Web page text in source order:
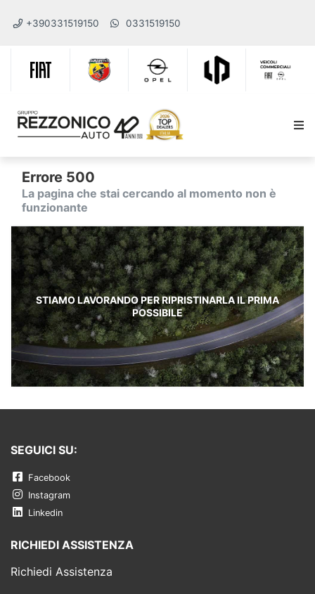
+390331519150 0331519150
Errore 500
La pagina che stai cercando al momento non è
funzionante
STIAMO LAVORANDO PER RIPRISTINARLA IL PRIMA
POSSIBILE
SEGUICI SU:
Facebook
Instagram
Linkedin
RICHIEDI ASSISTENZA
Richiedi Assistenza